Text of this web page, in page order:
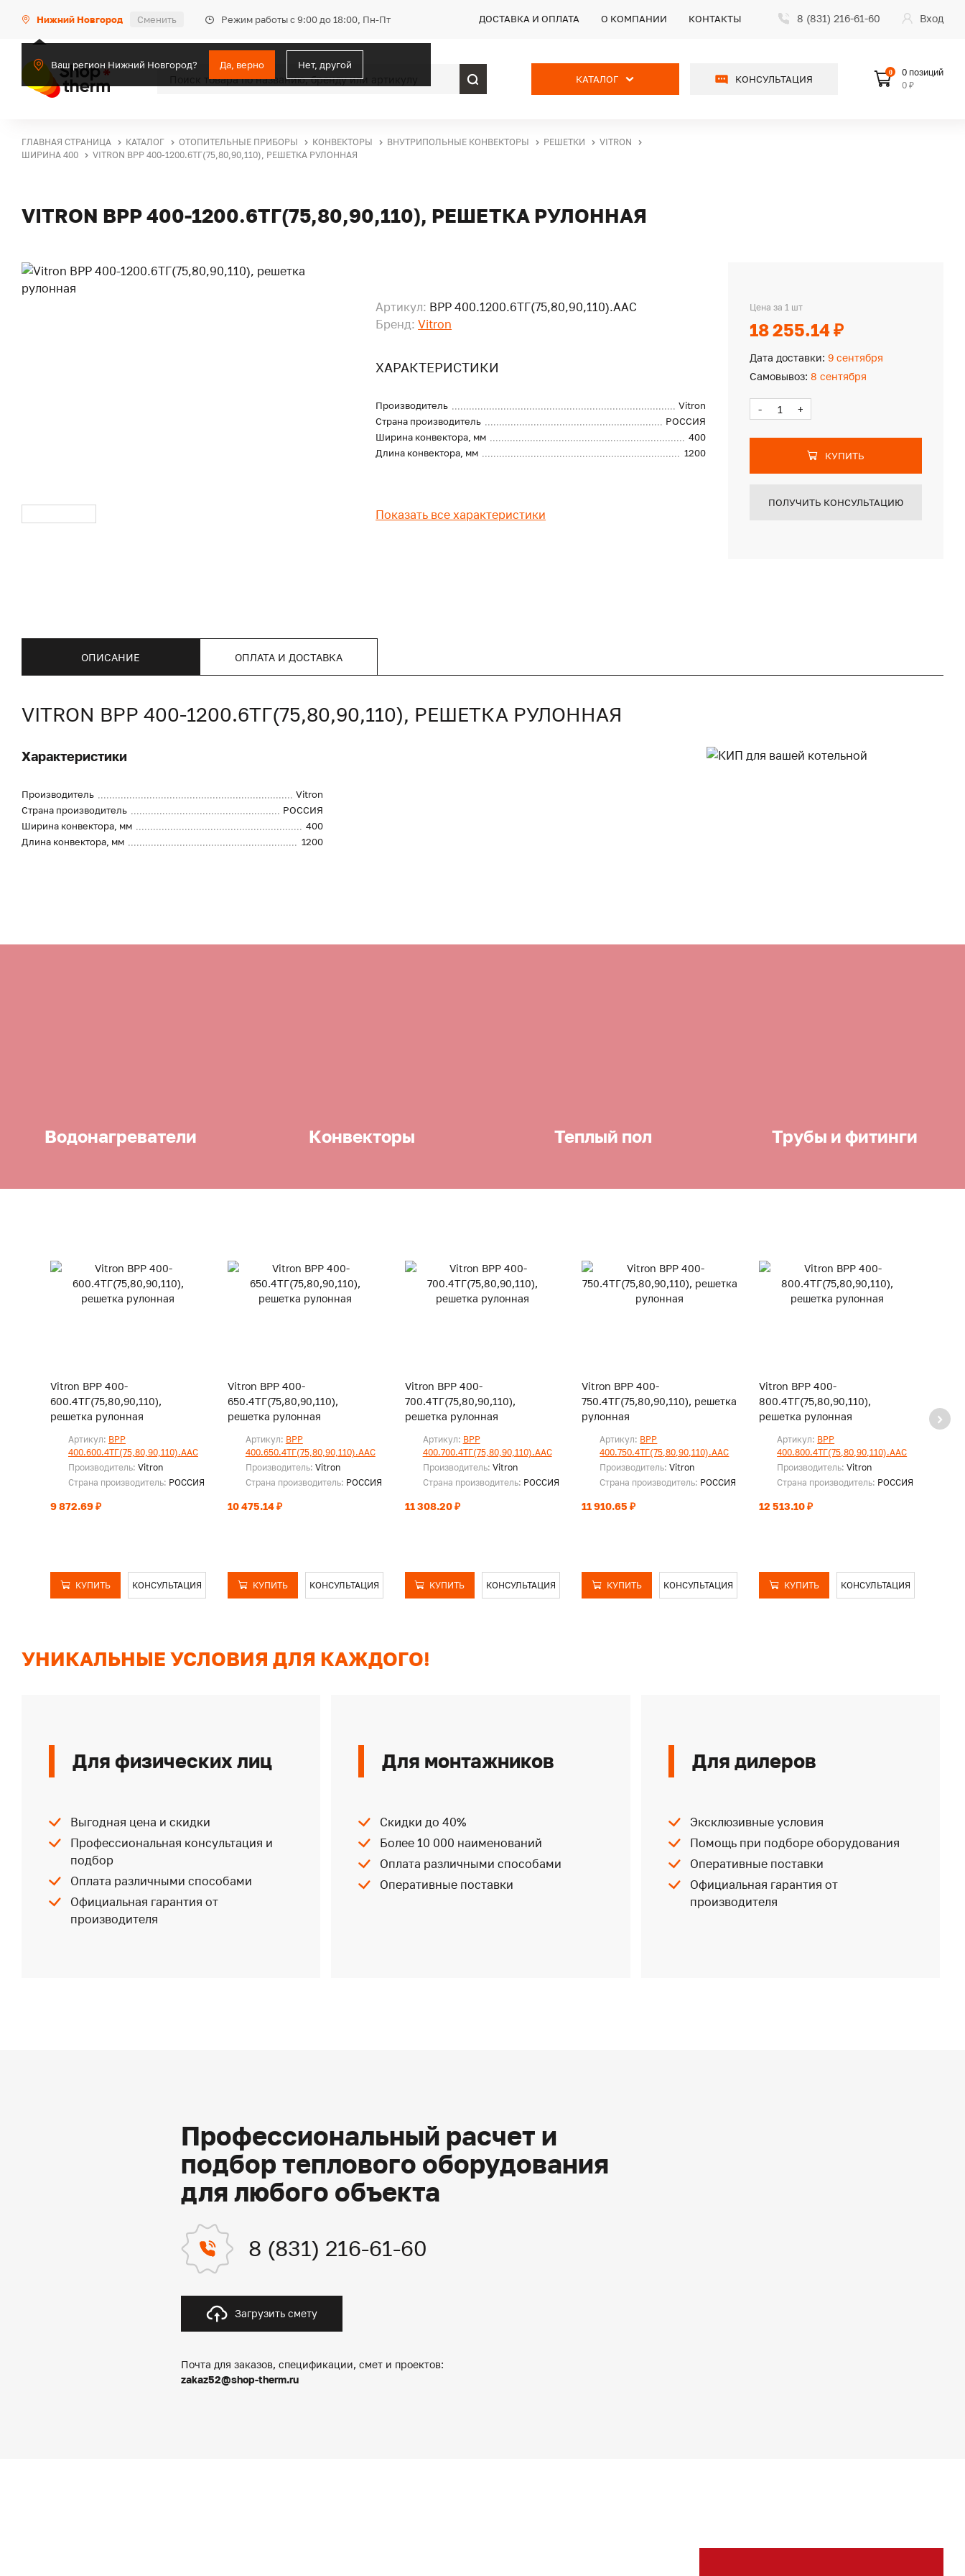
Нижний Новгород Сменить Режим работы с 9:00 до 18:00, Пн-Пт
Ваш регион Нижний Новгород? Да, верно Нет, другой
ДОСТАВКА И ОПЛАТА О КОМПАНИИ КОНТАКТЫ 8 (831) 216-61-60 Вход
КАТАЛОГ КОНСУЛЬТАЦИЯ
0
0 позиций
0 ₽
ГЛАВНАЯ СТРАНИЦА КАТАЛОГ ОТОПИТЕЛЬНЫЕ ПРИБОРЫ КОНВЕКТОРЫ ВНУТРИПОЛЬНЫЕ КОНВЕКТОРЫ РЕШЕТКИ
VITRON
ШИРИНА 400
VITRON ВРР 400-1200.6ТГ(75,80,90,110), РЕШЕТКА РУЛОННАЯ
VITRON ВРР 400-1200.6ТГ(75,80,90,110), РЕШЕТКА РУЛОННАЯ
Артикул: ВРР 400.1200.6ТГ(75,80,90,110).ААС
Бренд: Vitron
ХАРАКТЕРИСТИКИ
Производитель
Vitron
Страна производитель
РОССИЯ
Ширина конвектора, мм
400
Длина конвектора, мм
1200
Показать все характеристики
Цена за 1 шт
18 255.14 ₽
Дата доставки: 9 сентября
Самовывоз: 8 сентября
- +
КУПИТЬ
ПОЛУЧИТЬ КОНСУЛЬТАЦИЮ
ОПИСАНИЕ ОПЛАТА И ДОСТАВКА
VITRON ВРР 400-1200.6ТГ(75,80,90,110), РЕШЕТКА РУЛОННАЯ
Характеристики
Производитель
Vitron
Страна производитель
РОССИЯ
Ширина конвектора, мм
400
Длина конвектора, мм
1200
Водонагреватели Конвекторы Теплый пол Трубы и фитинги
Vitron ВРР 400-
600.4ТГ(75,80,90,110),
решетка рулонная
Артикул: ВРР
400.600.4ТГ(75,80,90,110).ААС
Производитель: Vitron
Страна производитель: РОССИЯ
9 872.69 ₽
КУПИТЬ КОНСУЛЬТАЦИЯ
Vitron ВРР 400-
650.4ТГ(75,80,90,110),
решетка рулонная
Артикул: ВРР
400.650.4ТГ(75,80,90,110).ААС
Производитель: Vitron
Страна производитель: РОССИЯ
10 475.14 ₽
КУПИТЬ КОНСУЛЬТАЦИЯ
Vitron ВРР 400-
700.4ТГ(75,80,90,110),
решетка рулонная
Артикул: ВРР
400.700.4ТГ(75,80,90,110).ААС
Производитель: Vitron
Страна производитель: РОССИЯ
11 308.20 ₽
КУПИТЬ КОНСУЛЬТАЦИЯ
Vitron ВРР 400-
750.4ТГ(75,80,90,110), решетка
рулонная
Артикул: ВРР
400.750.4ТГ(75,80,90,110).ААС
Производитель:Vitron
Страна производитель: РОССИЯ
11 910.65 ₽
КУПИТЬ КОНСУЛЬТАЦИЯ
Vitron ВРР 400-
800.4ТГ(75,80,90,110),
решетка рулонная
Артикул: ВРР
400.800.4ТГ(75,80,90,110).ААС
Производитель:Vitron
Страна производитель: РОССИЯ
12 513.10 ₽
КУПИТЬ КОНСУЛЬТАЦИЯ
УНИКАЛЬНЫЕ УСЛОВИЯ ДЛЯ КАЖДОГО!
Для физических лиц
Выгодная цена и скидки
Профессиональная консультация и
подбор
Оплата различными способами
Официальная гарантия от
производителя
Для монтажников
Скидки до 40%
Более 10 000 наименований
Оплата различными способами
Оперативные поставки
Для дилеров
Эксклюзивные условия
Помощь при подборе оборудования
Оперативные поставки
Официальная гарантия от
производителя
Профессиональный расчет и
подбор теплового оборудования
для любого объекта
8 (831) 216-61-60
Загрузить смету
Почта для заказов, спецификации, смет и проектов:
zakaz52@shop-therm.ru